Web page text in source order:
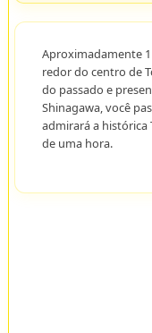
Aproximadamente
redor do centro de
do passado e
Shinagawa, você
admirará a histórica
de uma hora.